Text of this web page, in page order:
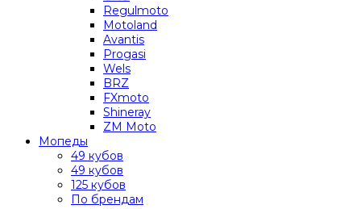
Regulmoto
Motoland
Avantis
Progasi
Wels
BRZ
FXmoto
Shineray
ZM Moto
Мопеды
49 кубов
49 кубов
125 кубов
По брендам